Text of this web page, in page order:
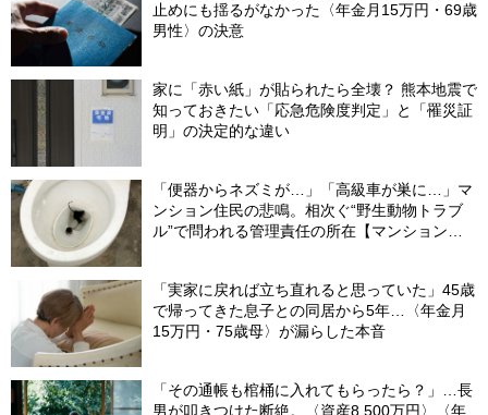
止めにも揺るがなかった〈年金月15万円・69歳
男性〉の決意
家に「赤い紙」が貼られたら全壊？ 熊本地震で
知っておきたい「応急危険度判定」と「罹災証
明」の決定的な違い
「便器からネズミが…」「高級車が巣に…」マ
ンション住民の悲鳴。相次ぐ“野生動物トラブ
ル”で問われる管理責任の所在【マンション管
「実家に戻れば立ち直れると思っていた」45歳
で帰ってきた息子との同居から5年…〈年金月
15万円・75歳母〉が漏らした本音
「その通帳も棺桶に入れてもらったら？」…長
男が叩きつけた断絶。〈資産8,500万円〉〈年